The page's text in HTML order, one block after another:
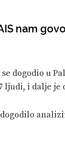
nam
dogodio u
ljudi, i dalje je